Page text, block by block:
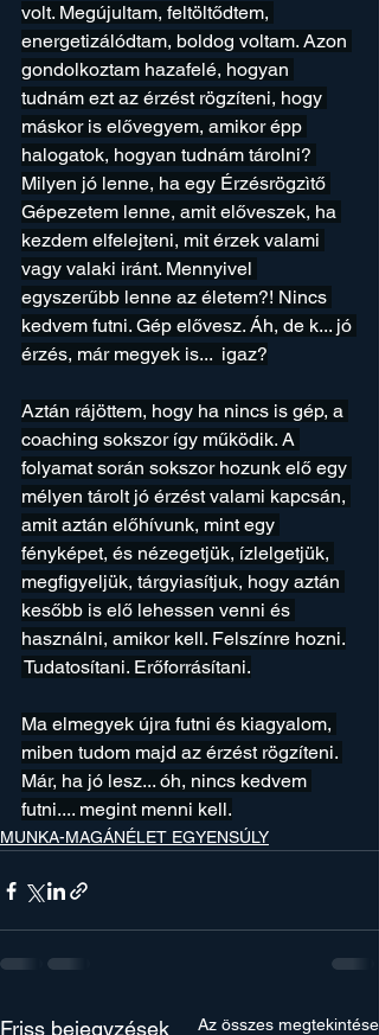
volt. Megújultam, feltöltődtem,
energetizálódtam, boldog voltam. Azon
gondolkoztam hazafelé, hogyan
tudnám ezt az érzést rögzíteni, hogy
máskor is elővegyem, amikor épp
halogatok, hogyan tudnám tárolni?
Milyen jó lenne, ha egy Érzésrögzìtő
Gépezetem lenne, amit előveszek, ha
kezdem elfelejteni, mit érzek valami
vagy valaki iránt. Mennyivel
egyszerűbb lenne az életem?! Nincs
kedvem futni. Gép elővesz. Áh, de k... jó
érzés, már megyek is...  igaz?
Aztán rájöttem, hogy ha nincs is gép, a
coaching sokszor így működik. A
folyamat során sokszor hozunk elő egy
mélyen tárolt jó érzést valami kapcsán,
amit aztán előhívunk, mint egy
fényképet, és nézegetjük, ízlelgetjük,
megfigyeljük, tárgyiasítjuk, hogy aztán
kesőbb is elő lehessen venni és
használni, amikor kell. Felszínre hozni.
Tudatosítani. Erőforrásítani.
Ma elmegyek újra futni és kiagyalom,
miben tudom majd az érzést rögzíteni.
Már, ha jó lesz... óh, nincs kedvem
futni.... megint menni kell.
MUNKA-MAGÁNÉLET EGYENSÚLY
Friss bejegyzések Az összes megtekintése